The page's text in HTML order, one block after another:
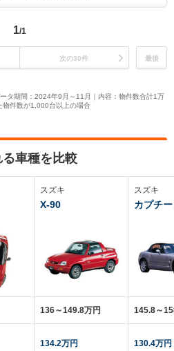
1/1
次の30件 最後
タ期間：2024年9月～11月｜内容：物件数合計1万
物件数が1,000台以上の場合
車種を比較
スズキ
X-90
136～149.8万円
134.2万円
スズキ
カプチ
145.8～
130.4万円